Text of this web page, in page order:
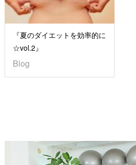
『夏のダイエットを効率的に
☆vol.2』
Blog